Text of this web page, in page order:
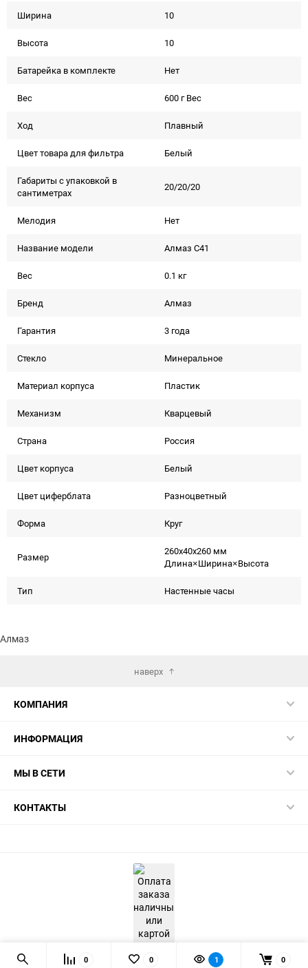
Ширина 10
Высота 10
Батарейка в комплекте Нет
Вес 600 г Вес
Ход Плавный
Цвет товара для фильтра Белый
Габариты с упаковкой в
сантиметрах
20/20/20
Мелодия Нет
Название модели Алмаз С41
Вес 0.1 кг
Бренд Алмаз
Гарантия 3 года
Стекло Минеральное
Материал корпуса Пластик
Механизм Кварцевый
Страна Россия
Цвет корпуса Белый
Цвет циферблата Разноцветный
Форма Круг
Размер
260x40x260 мм
Длина×Ширина×Высота
Тип Настенные часы
Алмаз
наверх
КОМПАНИЯ
ИНФОРМАЦИЯ
МЫ В СЕТИ
КОНТАКТЫ
0 0 1 0